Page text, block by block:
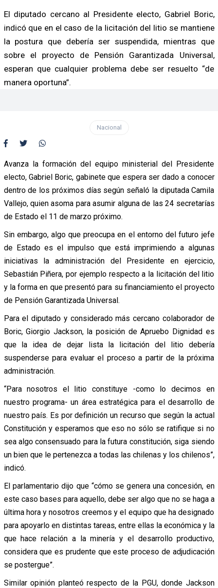
El diputado cercano al Presidente electo, Gabriel Boric,
indicó que en el caso de la licitación del litio se mantiene
la postura que debería ser suspendida, mientras que
sobre el proyecto de Pensión Garantizada Universal,
esperan que cualquier problema debe ser resuelto “de
manera oportuna”.
Nacional
Avanza la formación del equipo ministerial del Presidente
electo, Gabriel Boric, gabinete que espera ser dado a conocer
dentro de los próximos días según señaló la diputada Camila
Vallejo, quien asoma para asumir alguna de las 24 secretarías
de Estado el 11 de marzo próximo.
Sin embargo, algo que preocupa en el entorno del futuro jefe
de Estado es el impulso que está imprimiendo a algunas
iniciativas la administración del Presidente en ejercicio,
Sebastián Piñera, por ejemplo respecto a la licitación del litio
y la forma en que presentó para su financiamiento el proyecto
de Pensión Garantizada Universal.
Para el diputado y considerado más cercano colaborador de
Boric, Giorgio Jackson, la posición de Apruebo Dignidad es
que la idea de dejar lista la licitación del litio debería
suspenderse para evaluar el proceso a partir de la próxima
administración.
“Para nosotros el litio constituye -como lo decimos en
nuestro programa- un área estratégica para el desarrollo de
nuestro país. Es por definición un recurso que según la actual
Constitución y esperamos que eso no sólo se ratifique si no
sea algo consensuado para la futura constitución, siga siendo
un bien que le pertenezca a todas las chilenas y los chilenos”,
indicó.
El parlamentario dijo que “cómo se genera una concesión, en
este caso bases para aquello, debe ser algo que no se haga a
última hora y nosotros creemos y el equipo que ha designado
para apoyarlo en distintas tareas, entre ellas la económica y la
que hace relación a la minería y el desarrollo productivo,
considera que es prudente que este proceso de adjudicación
se postergue”.
Similar opinión planteó respecto de la PGU, donde Jackson